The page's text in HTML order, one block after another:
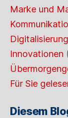
Marke und
Digitalisierung
Innovationen
Für Sie
Diesem